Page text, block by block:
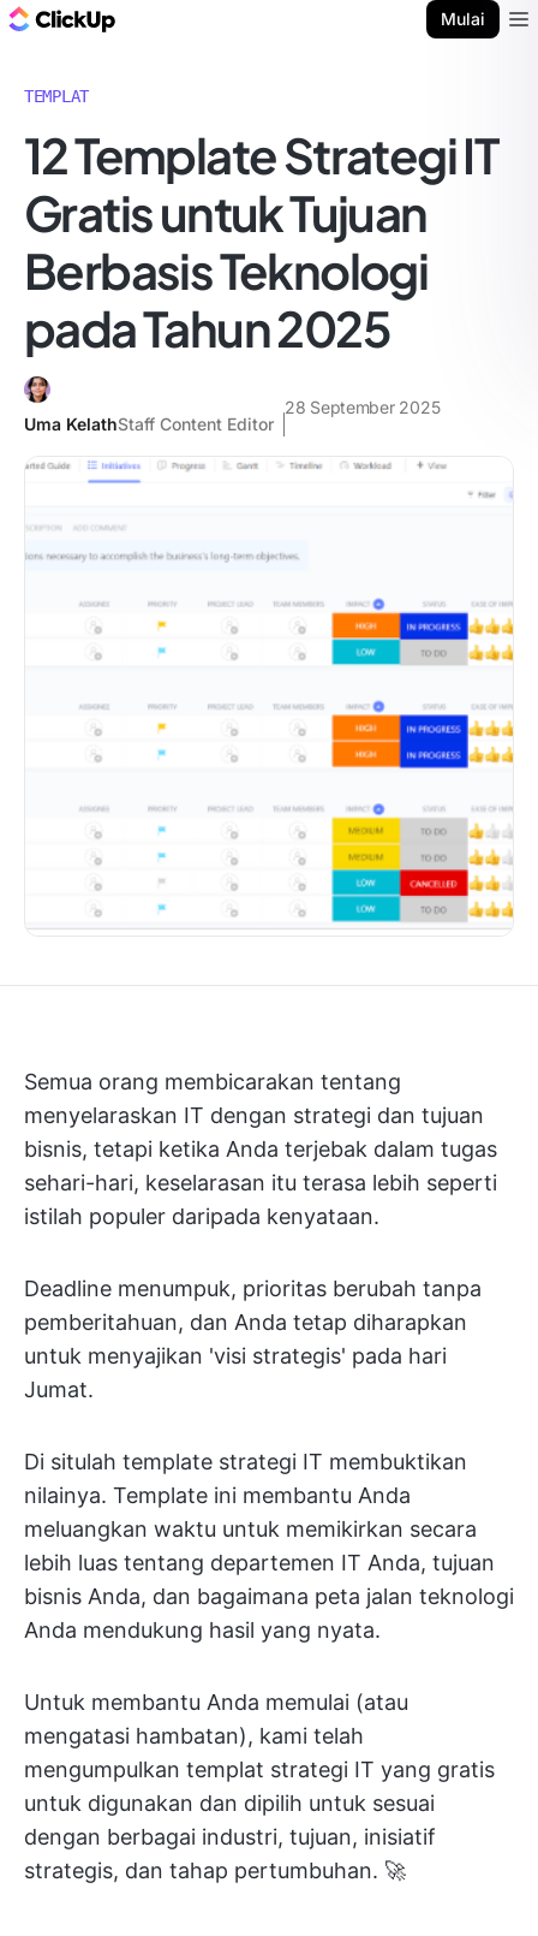
Mulai
TEMPLAT
12 Template Strategi IT
Gratis untuk Tujuan
Berbasis Teknologi
pada Tahun 2025
Uma KelathStaff Content Editor
28 September 2025
Semua orang membicarakan tentang
menyelaraskan IT dengan strategi dan tujuan
bisnis, tetapi ketika Anda terjebak dalam tugas
sehari-hari, keselarasan itu terasa lebih seperti
istilah populer daripada kenyataan.
Deadline menumpuk, prioritas berubah tanpa
pemberitahuan, dan Anda tetap diharapkan
untuk menyajikan 'visi strategis' pada hari
Jumat.
Di situlah template strategi IT membuktikan
nilainya. Template ini membantu Anda
meluangkan waktu untuk memikirkan secara
lebih luas tentang departemen IT Anda, tujuan
bisnis Anda, dan bagaimana peta jalan teknologi
Anda mendukung hasil yang nyata.
Untuk membantu Anda memulai (atau
mengatasi hambatan), kami telah
mengumpulkan templat strategi IT yang gratis
untuk digunakan dan dipilih untuk sesuai
dengan berbagai industri, tujuan, inisiatif
strategis, dan tahap pertumbuhan. 🚀